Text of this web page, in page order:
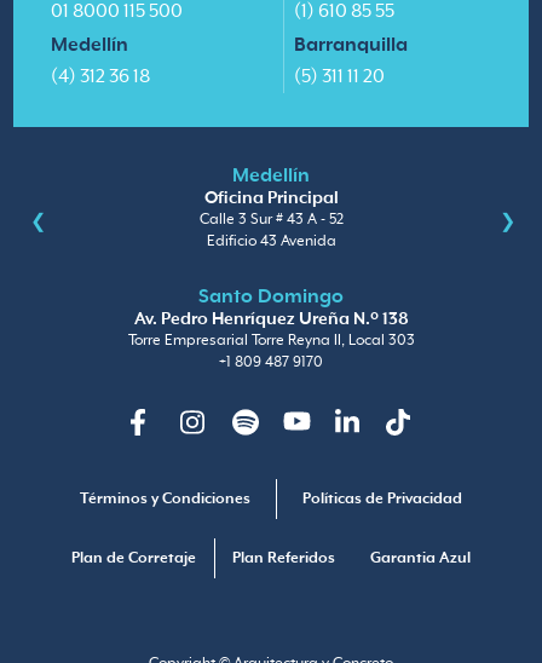
01 8000 115 500
Medellín
(4) 312 36 18
(1) 610 85 55
Barranquilla
(5) 311 11 20
Medellín
Oficina Principal
Calle 3 Sur # 43 A - 52
Edificio 43 Avenida
Santo Domingo
Av. Pedro Henríquez Ureña N.º 138
Torre Empresarial Torre Reyna II, Local 303
+1 809 487 9170
Términos y Condiciones Políticas de Privacidad
Plan de Corretaje Plan Referidos Garantia Azul
FacebookInstagramSpotify YoutubeLinkedinTikTok